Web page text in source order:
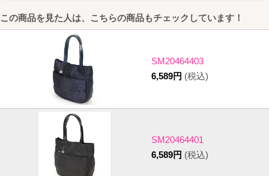
この商品を見た人は、こちらの商品もチェックしています！
SM20464403
6,589円 (税込)
SM20464401
6,589円 (税込)